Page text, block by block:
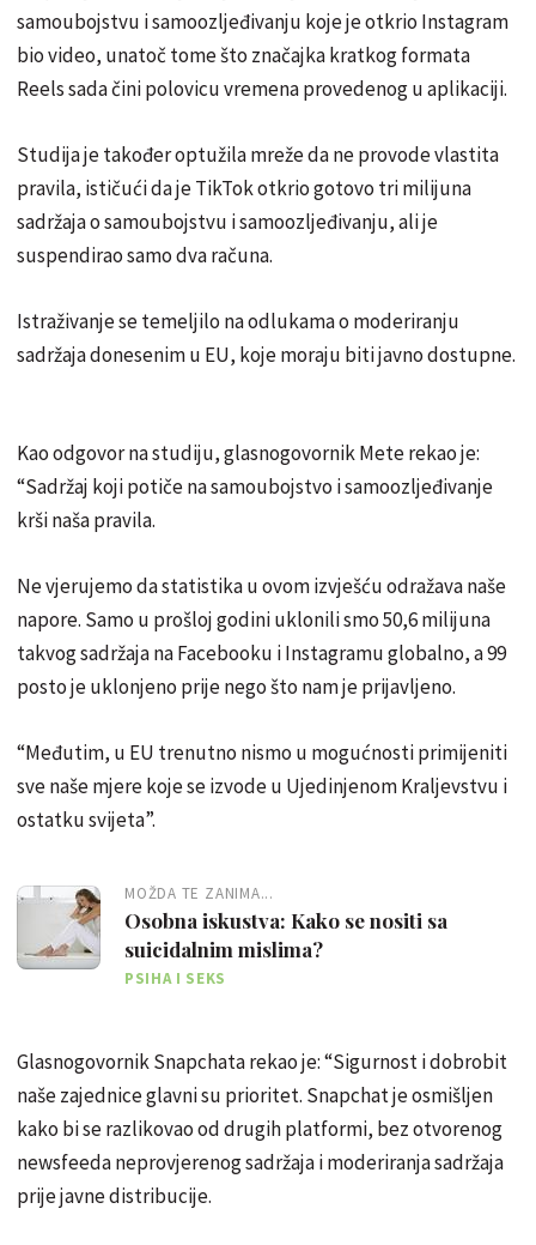
samoubojstvu i samoozljeđivanju koje je otkrio Instagram
bio video, unatoč tome što značajka kratkog formata
Reels sada čini polovicu vremena provedenog u aplikaciji.
Studija je također optužila mreže da ne provode vlastita
pravila, ističući da je TikTok otkrio gotovo tri milijuna
sadržaja o samoubojstvu i samoozljeđivanju, ali je
suspendirao samo dva računa.
Istraživanje se temeljilo na odlukama o moderiranju
sadržaja donesenim u EU, koje moraju biti javno dostupne.
Kao odgovor na studiju, glasnogovornik Mete rekao je:
“Sadržaj koji potiče na samoubojstvo i samoozljeđivanje
krši naša pravila.
Ne vjerujemo da statistika u ovom izvješću odražava naše
napore. Samo u prošloj godini uklonili smo 50,6 milijuna
takvog sadržaja na Facebooku i Instagramu globalno, a 99
posto je uklonjeno prije nego što nam je prijavljeno.
“Međutim, u EU trenutno nismo u mogućnosti primijeniti
sve naše mjere koje se izvode u Ujedinjenom Kraljevstvu i
ostatku svijeta”.
MOŽDA TE ZANIMA...
Osobna iskustva: Kako se nositi sa
suicidalnim mislima?
PSIHA I SEKS
Glasnogovornik Snapchata rekao je: “Sigurnost i dobrobit
naše zajednice glavni su prioritet. Snapchat je osmišljen
kako bi se razlikovao od drugih platformi, bez otvorenog
newsfeeda neprovjerenog sadržaja i moderiranja sadržaja
prije javne distribucije.